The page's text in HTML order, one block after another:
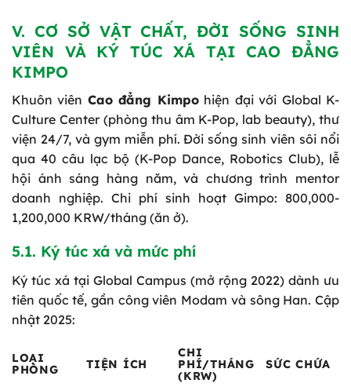
V. CƠ SỞ VẬT CHẤT, ĐỜI SỐNG SINH
VIÊN VÀ KÝ TÚC XÁ TẠI CAO ĐẲNG
KIMPO
Khuôn viên Cao đẳng Kimpohiện đại với Global K-
Culture Center (phòng thu âm K-Pop, lab beauty), thư
viện 24/7, và gym miễn phí. Đời sống sinh viên sôi nổi
qua 40 câu lạc bộ (K-Pop Dance, Robotics Club), lễ
hội ánh sáng hàng năm, và chương trình mentor
doanh nghiệp. Chi phí sinh hoạt Gimpo: 800,000-
1,200,000 KRW/tháng (ăn ở).
5.1. Ký túc xá và mức phí
Ký túc xá tại Global Campus (mở rộng 2022) dành ưu
tiên quốc tế, gần công viên Modam và sông Han. Cập
nhật 2025:
LOẠI
PHÒNG
TIỆN ÍCH
CHI
PHÍ/THÁNG
(KRW)
SỨC CHỨA